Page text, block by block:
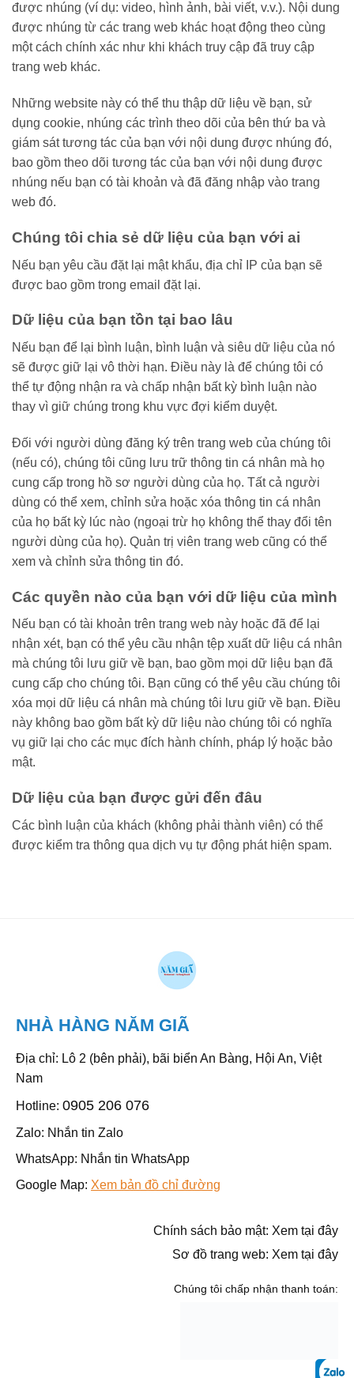
được nhúng (ví dụ: video, hình ảnh, bài viết, v.v.). Nội dung
được nhúng từ các trang web khác hoạt động theo cùng
một cách chính xác như khi khách truy cập đã truy cập
trang web khác.
Những website này có thể thu thập dữ liệu về bạn, sử
dụng cookie, nhúng các trình theo dõi của bên thứ ba và
giám sát tương tác của bạn với nội dung được nhúng đó,
bao gồm theo dõi tương tác của bạn với nội dung được
nhúng nếu bạn có tài khoản và đã đăng nhập vào trang
web đó.
Chúng tôi chia sẻ dữ liệu của bạn với ai
Nếu bạn yêu cầu đặt lại mật khẩu, địa chỉ IP của bạn sẽ
được bao gồm trong email đặt lại.
Dữ liệu của bạn tồn tại bao lâu
Nếu bạn để lại bình luận, bình luận và siêu dữ liệu của nó
sẽ được giữ lại vô thời hạn. Điều này là để chúng tôi có
thể tự động nhận ra và chấp nhận bất kỳ bình luận nào
thay vì giữ chúng trong khu vực đợi kiểm duyệt.
Đối với người dùng đăng ký trên trang web của chúng tôi
(nếu có), chúng tôi cũng lưu trữ thông tin cá nhân mà họ
cung cấp trong hồ sơ người dùng của họ. Tất cả người
dùng có thể xem, chỉnh sửa hoặc xóa thông tin cá nhân
của họ bất kỳ lúc nào (ngoại trừ họ không thể thay đổi tên
người dùng của họ). Quản trị viên trang web cũng có thể
xem và chỉnh sửa thông tin đó.
Các quyền nào của bạn với dữ liệu của mình
Nếu bạn có tài khoản trên trang web này hoặc đã để lại
nhận xét, bạn có thể yêu cầu nhận tệp xuất dữ liệu cá nhân
mà chúng tôi lưu giữ về bạn, bao gồm mọi dữ liệu bạn đã
cung cấp cho chúng tôi. Bạn cũng có thể yêu cầu chúng tôi
xóa mọi dữ liệu cá nhân mà chúng tôi lưu giữ về bạn. Điều
này không bao gồm bất kỳ dữ liệu nào chúng tôi có nghĩa
vụ giữ lại cho các mục đích hành chính, pháp lý hoặc bảo
mật.
Dữ liệu của bạn được gửi đến đâu
Các bình luận của khách (không phải thành viên) có thể
được kiểm tra thông qua dịch vụ tự động phát hiện spam.
NHÀ HÀNG NĂM GIÃ
Địa chỉ: Lô 2 (bên phải), bãi biển An Bàng, Hội An, Việt
Nam
Hotline: 0905 206 076
Zalo: Nhắn tin Zalo
WhatsApp: Nhắn tin WhatsApp
Google Map: Xem bản đồ chỉ đường
Chính sách bảo mật: Xem tại đây
Sơ đồ trang web: Xem tại đây
Chúng tôi chấp nhận thanh toán: